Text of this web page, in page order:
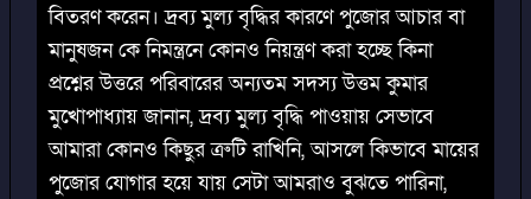
বিতরণ করেন। দ্রব্য মুল্য বৃদ্ধির কারণে পুজোর আচার বা
মানুষজন কে নিমন্ত্রনে কোনও নিয়ন্ত্রণ করা হচ্ছে কিনা
প্রশ্নের উত্তরে পরিবারের অন্যতম সদস্য উত্তম কুমার
মুখোপাধ্যায় জানান, দ্রব্য মুল্য বৃদ্ধি পাওয়ায় সেভাবে
আমারা কোনও কিছুর ত্রুটি রাখিনি, আসলে কিভাবে মায়ের
পুজোর যোগার হয়ে যায় সেটা আমরাও বুঝতে পারিনা,